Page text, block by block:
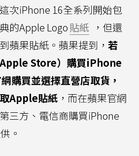
次iPhone 16全系列開始包
的Apple Logo貼紙 ，但還
蘋果貼紙。蘋果提到， 若
Store）購買iPhone
購買並選擇直營店取貨，
Apple貼紙 ，而在蘋果官網
三方、電信商購買iPhone
。